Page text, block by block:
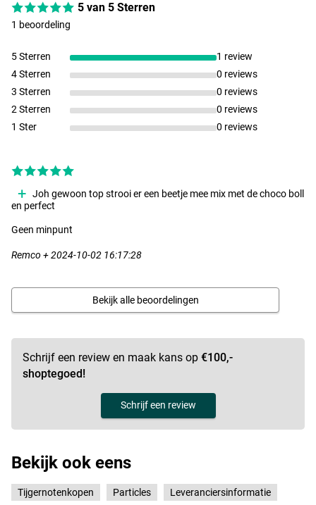
5 van 5 Sterren
1 beoordeling
5 Sterren
1 review
4 Sterren
0 reviews
3 Sterren
0 reviews
2 Sterren
0 reviews
1 Ster
0 reviews
Joh gewoon top strooi er een beetje mee mix met de choco boll
en perfect
Geen minpunt
Remco + 2024-10-02 16:17:28
Bekijk alle beoordelingen
Schrijf een review en maak kans op €100,-
shoptegoed!
Schrijf een review
Bekijk ook eens
Tijgernotenkopen Particles Leveranciersinformatie